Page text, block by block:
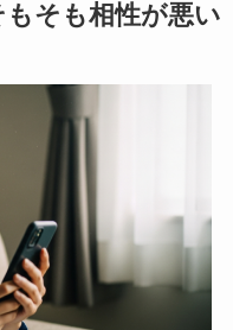
そも相性が悪い